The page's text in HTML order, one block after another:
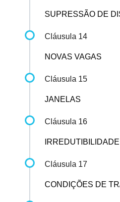
SUPRESSÃO DE
Cláusula 14
NOVAS VAGAS
Cláusula 15
JANELAS
Cláusula 16
Cláusula 17
CONDIÇÕES DE